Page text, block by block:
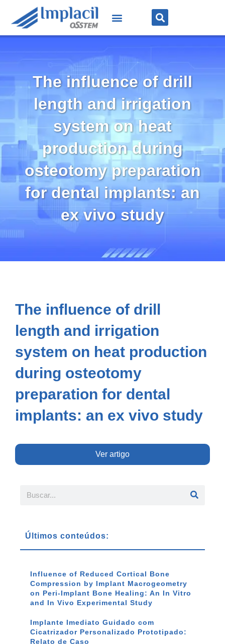
The influence of drill
length and irrigation
system on heat
production during
osteotomy preparation
for dental implants: an
ex vivo study
The influence of drill
length and irrigation
system on heat production
during osteotomy
preparation for dental
implants: an ex vivo study
Ver artigo
Últimos conteúdos:
Influence of Reduced Cortical Bone
Compression by Implant Macrogeometry
on Peri-Implant Bone Healing: An In Vitro
and In Vivo Experimental Study
Implante Imediato Guidado com
Cicatrizador Personalizado Prototipado:
Relato de Caso